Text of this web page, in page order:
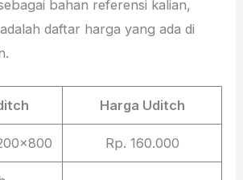
bahan referensi kalian,
daftar harga yang ada di
Harga Uditch
Rp. 160.000